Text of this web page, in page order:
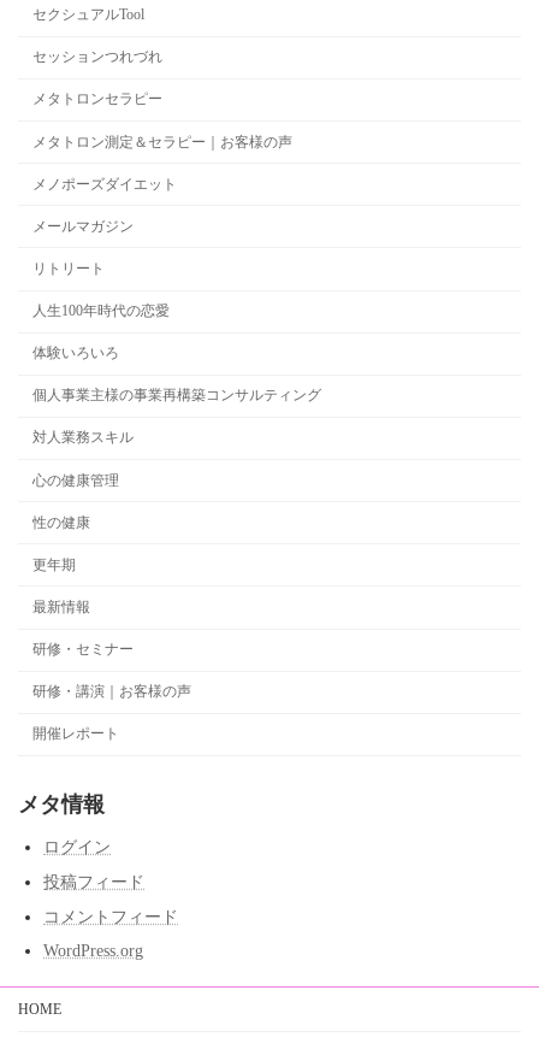
セクシュアルTool
セッションつれづれ
メタトロンセラピー
メタトロン測定＆セラピー｜お客様の声
メノポーズダイエット
メールマガジン
リトリート
人生100年時代の恋愛
体験いろいろ
個人事業主様の事業再構築コンサルティング
対人業務スキル
心の健康管理
性の健康
更年期
最新情報
研修・セミナー
研修・講演｜お客様の声
開催レポート
メタ情報
ログイン
投稿フィード
コメントフィード
WordPress.org
HOME